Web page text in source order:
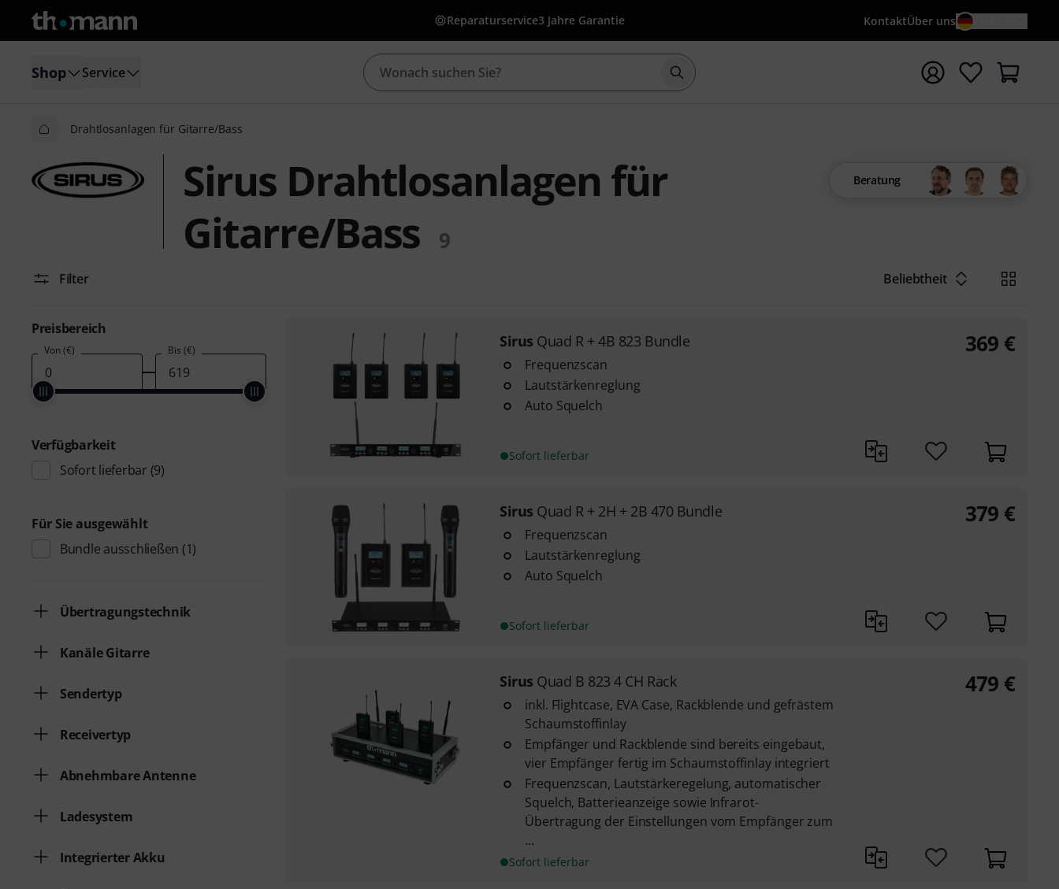
Reparaturservice3 Jahre Garantie KontaktÜber uns
Shop Service Suche mit Suchwort {searchTerm} starten
Drahtlosanlagen für Gitarre/Bass
Sirus Drahtlosanlagen für
Gitarre/Bass
9
Beratung
Filter Beliebtheit
Preisbereich
Von (€) Bis (€)
Verfügbarkeit
Sofort lieferbar (9)
Für Sie ausgewählt
Bundle ausschließen (1)
Übertragungstechnik
Kanäle Gitarre
Sendertyp
Receivertyp
Abnehmbare Antenne
Ladesystem
Integrierter Akku
Sirus Quad R + 4B 823 Bundle
Frequenzscan
Lautstärkenreglung
Auto Squelch
Sofort lieferbar
369 €
Sirus Quad R + 2H + 2B 470 Bundle
Frequenzscan
Lautstärkenreglung
Auto Squelch
Sofort lieferbar
379 €
Sirus Quad B 823 4 CH Rack
inkl. Flightcase, EVA Case, Rackblende und gefrästem
Schaumstoffinlay
Empfänger und Rackblende sind bereits eingebaut,
vier Empfänger fertig im Schaumstoffinlay integriert
Frequenzscan, Lautstärkeregelung, automatischer
Squelch, Batterieanzeige sowie Infrarot-
Übertragung der Einstellungen vom Empfänger zum
...
Sofort lieferbar
479 €